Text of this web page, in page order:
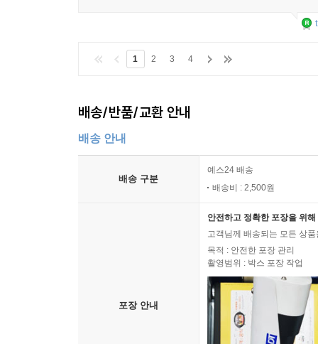
1 2 3 4
배송/반품/교환 안내
배송 안내
배송 구분
예스24 배송
배송비 : 2,500원
포장 안내
안전하고 정확한 포장을 위
고객님께 배송되는 모든 상
목적 : 안전한 포장 관리
촬영범위 : 박스 포장 작업